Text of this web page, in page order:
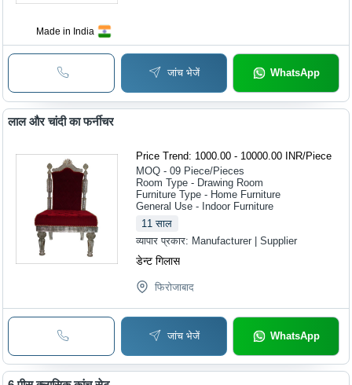
Made in India
जांच भेजें WhatsApp
लाल और चांदी का फर्नीचर
Price Trend: 1000.00 - 10000.00 INR/Piece
MOQ - 09 Piece/Pieces
Room Type - Drawing Room
Furniture Type - Home Furniture
General Use - Indoor Furniture
11 साल
व्यापार प्रकार: Manufacturer | Supplier
डेन्ट गिलास
फिरोजाबाद
जांच भेजें WhatsApp